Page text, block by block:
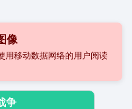
像
用移动数据网络的用户阅读
争